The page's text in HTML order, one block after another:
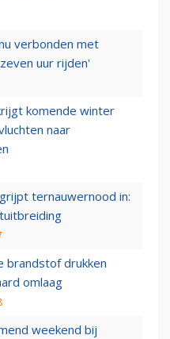
verbonden met
uur rijden'
komende winter
naar
ternauwernood in:
brandstof drukken
omlaag
weekend bij